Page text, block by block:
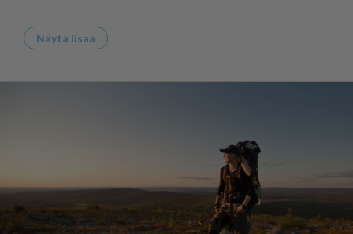
Näytä lisää